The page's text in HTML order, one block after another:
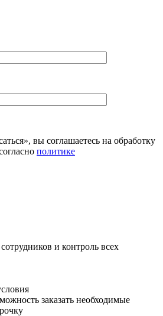
вы соглашаетесь на обработку
политике
и контроль всех
заказать необходимые